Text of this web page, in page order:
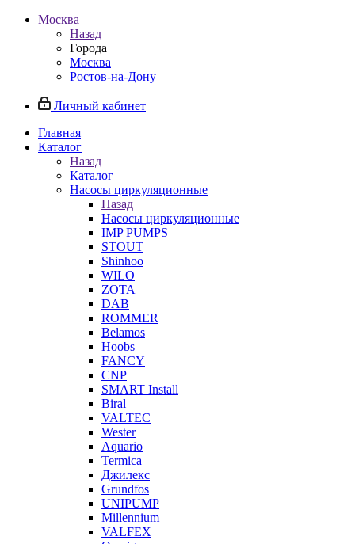
Москва
Назад
Города
Москва
Ростов-на-Дону
Личный кабинет
Главная
Каталог
Назад
Каталог
Насосы циркуляционные
Назад
Насосы циркуляционные
IMP PUMPS
STOUT
Shinhoo
WILO
ZOTA
DAB
ROMMER
Belamos
Hoobs
FANCY
CNP
SMART Install
Biral
VALTEC
Wester
Aquario
Termica
Джилекс
Grundfos
UNIPUMP
Millennium
VALFEX